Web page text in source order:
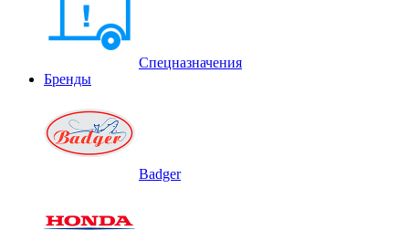
Спецназначения
Бренды
Badger